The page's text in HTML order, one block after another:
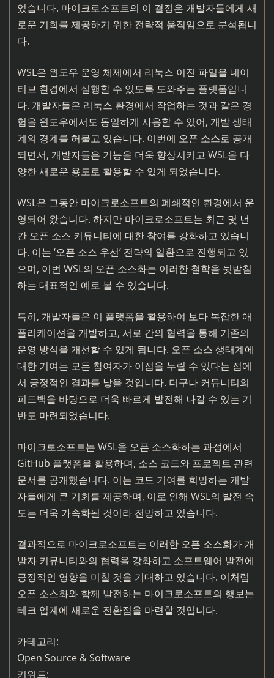
었습니다. 마이크로소프트의 이 결정은 개발자들에게 새
로운 기회를 제공하기 위한 전략적 움직임으로 분석됩니
다.
WSL은 윈도우 운영 체제에서 리눅스 이진 파일을 네이
티브 환경에서 실행할 수 있도록 도와주는 플랫폼입니
다. 개발자들은 리눅스 환경에서 작업하는 것과 같은 경
험을 윈도우에서도 동일하게 사용할 수 있어, 개발 생태
계의 경계를 허물고 있습니다. 이번에 오픈 소스로 공개
되면서, 개발자들은 기능을 더욱 향상시키고 WSL을 다
양한 새로운 용도로 활용할 수 있게 되었습니다.
WSL은 그동안 마이크로소프트의 폐쇄적인 환경에서 운
영되어 왔습니다. 하지만 마이크로소프트는 최근 몇 년
간 오픈 소스 커뮤니티에 대한 참여를 강화하고 있습니
다. 이는 ‘오픈 소스 우선’ 전략의 일환으로 진행되고 있
으며, 이번 WSL의 오픈 소스화는 이러한 철학을 뒷받침
하는 대표적인 예로 볼 수 있습니다.
특히, 개발자들은 이 플랫폼을 활용하여 보다 복잡한 애
플리케이션을 개발하고, 서로 간의 협력을 통해 기존의
운영 방식을 개선할 수 있게 됩니다. 오픈 소스 생태계에
대한 기여는 모든 참여자가 이점을 누릴 수 있다는 점에
서 긍정적인 결과를 낳을 것입니다. 더구나 커뮤니티의
피드백을 바탕으로 더욱 빠르게 발전해 나갈 수 있는 기
반도 마련되었습니다.
마이크로소프트는 WSL을 오픈 소스화하는 과정에서
GitHub 플랫폼을 활용하며, 소스 코드와 프로젝트 관련
문서를 공개했습니다. 이는 코드 기여를 희망하는 개발
자들에게 큰 기회를 제공하며, 이로 인해 WSL의 발전 속
도는 더욱 가속화될 것이라 전망하고 있습니다.
결과적으로 마이크로소프트는 이러한 오픈 소스화가 개
발자 커뮤니티와의 협력을 강화하고 소프트웨어 발전에
긍정적인 영향을 미칠 것을 기대하고 있습니다. 이처럼
오픈 소스화와 함께 발전하는 마이크로소프트의 행보는
테크 업계에 새로운 전환점을 마련할 것입니다.
카테고리:
Open Source & Software
키워드: